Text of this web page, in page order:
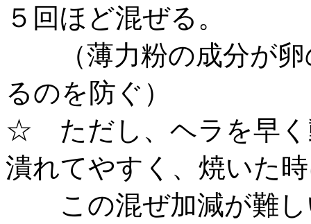
５回ほど混ぜる。
（薄力粉の成分が卵
るのを防ぐ）
☆ ただし、ヘラを早く
潰れてやすく、焼いた
この混ぜ加減が難し